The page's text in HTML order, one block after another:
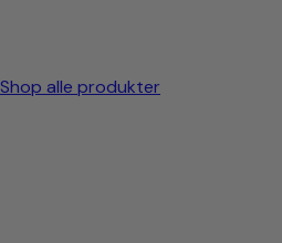
Shop alle produkter